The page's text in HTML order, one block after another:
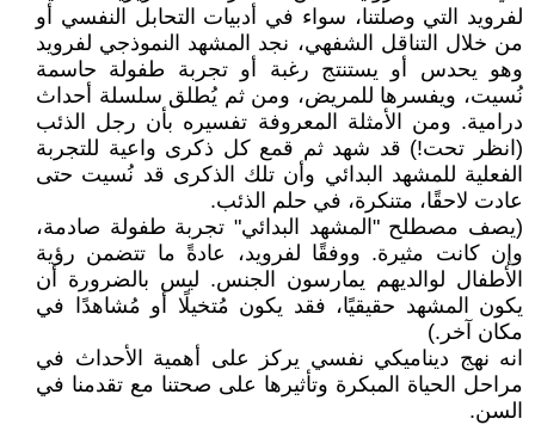
لفرويد التي وصلتنا، سواء في أدبيات التحابل النفسي أو
من خلال التناقل الشفهي، نجد المشهد النموذجي لفرويد
وهو يحدس أو يستنتج رغبة أو تجربة طفولة حاسمة
نُسيت، ويفسرها للمريض، ومن ثم يُطلق سلسلة أحداث
درامية. ومن الأمثلة المعروفة تفسيره بأن رجل الذئب
(انظر تحت!) قد شهد ثم قمع كل ذكرى واعية للتجربة
الفعلية للمشهد البدائي وأن تلك الذكرى قد نُسيت حتى
عادت لاحقًا، متنكرة، في حلم الذئب.
(يصف مصطلح "المشهد البدائي" تجربة طفولة صادمة،
وإن كانت مثيرة. ووفقًا لفرويد، عادةً ما تتضمن رؤية
الأطفال لوالديهم يمارسون الجنس. ليس بالضرورة أن
يكون المشهد حقيقيًا، فقد يكون مُتخيلًا أو مُشاهدًا في
مكان آخر.)
انه نهج ديناميكي نفسي يركز على أهمية الأحداث في
مراحل الحياة المبكرة وتأثيرها على صحتنا مع تقدمنا ​​في
السن.